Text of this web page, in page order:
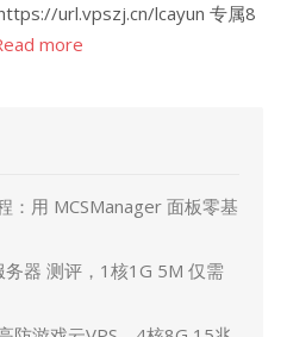
url.vpszj.cn/lcayun 专属8
more
：用 MCSManager 面板零基
器 测评，1核1G 5M 仅需